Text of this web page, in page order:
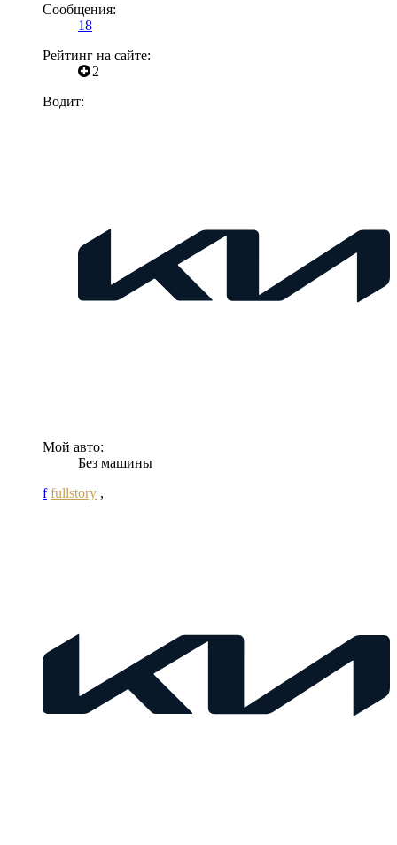
Сообщения:
18
Рейтинг на сайте:
2
Водит:
Мой авто:
Без машины
f fullstory ,